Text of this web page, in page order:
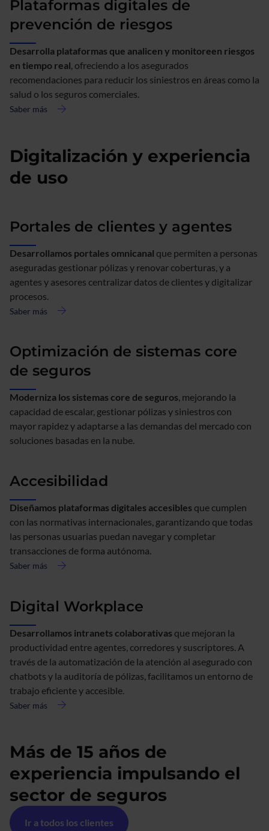
Plataformas digitales de
prevención de riesgos
Desarrolla plataformas que analicen y monitoreen riesgos
en tiempo real, ofreciendo a los asegurados
recomendaciones para reducir los siniestros en áreas como la
salud o los seguros comerciales.
Saber más
acerca
digitales
de
prevención
Digitalización y experiencia
de uso
Portales de clientes y agentes
Desarrollamos portales omnicanal que permiten a personas
aseguradas gestionar pólizas y renovar coberturas, y a
agentes y asesores centralizar datos de clientes y digitalizar
procesos.
Saber más
acerca
de
clientes
agentes
Optimización de sistemas core
de seguros
Moderniza los sistemas core de seguros, mejorando la
capacidad de escalar, gestionar pólizas y siniestros con
mayor rapidez y adaptarse a las demandas del mercado con
soluciones basadas en la nube.
Accesibilidad
Diseñamos plataformas digitales accesibles que cumplen
con las normativas internacionales, garantizando que todas
las personas usuarias puedan navegar y completar
transacciones de forma autónoma.
Saber más
acerca
Digital Workplace
Desarrollamos intranets colaborativas que mejoran la
productividad entre agentes, corredores y suscriptores. A
través de la automatización de la atención al asegurado con
chatbots y la auditoría de pólizas, facilitamos un entorno de
trabajo eficiente y accesible.
Saber más
acerca
Workplace
Más de 15 años de
experiencia impulsando el
sector de seguros
Ir a todos los clientes